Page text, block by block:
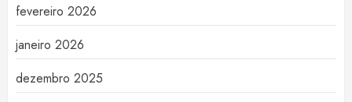
fevereiro 2026
janeiro 2026
dezembro 2025